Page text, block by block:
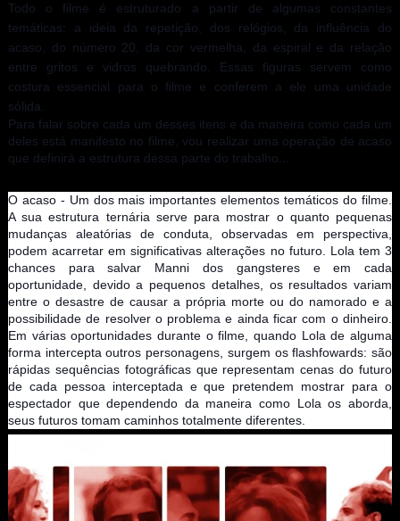
Todo o filme é estruturado a partir de algumas constantes
temáticas: a ideia da repetição, dos relógios, da influência do
acaso, do número 20, da cor vermelha, da espiral e da relação
entre gritos e vidros quebrando. Essas figuras servem como
costura essencial para o filme e conferem a ele uma unidade
sólida.
Para falar sobre cada um desses itens e da maneira como cada um
deles está manifesto no filme, vou realizar uma operação de acaso
que definirá a estrutura dessa parte do trabalho...
O acaso - Um dos mais importantes elementos temáticos do filme.
A sua estrutura ternária serve para mostrar o quanto pequenas
mudanças aleatórias de conduta, observadas em perspectiva,
podem acarretar em significativas alterações no futuro. Lola tem 3
chances para salvar Manni dos gangsteres e em cada
oportunidade, devido a pequenos detalhes, os resultados variam
entre o desastre de causar a própria morte ou do namorado e a
possibilidade de resolver o problema e ainda ficar com o dinheiro.
Em várias oportunidades durante o filme, quando Lola de alguma
forma intercepta outros personagens, surgem os flashfowards: são
rápidas sequências fotográficas que representam cenas do futuro
de cada pessoa interceptada e que pretendem mostrar para o
espectador que dependendo da maneira como Lola os aborda,
seus futuros tomam caminhos totalmente diferentes.